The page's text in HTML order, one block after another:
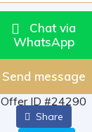
Chat via
WhatsApp
Send message
Offer ID #24290
Share